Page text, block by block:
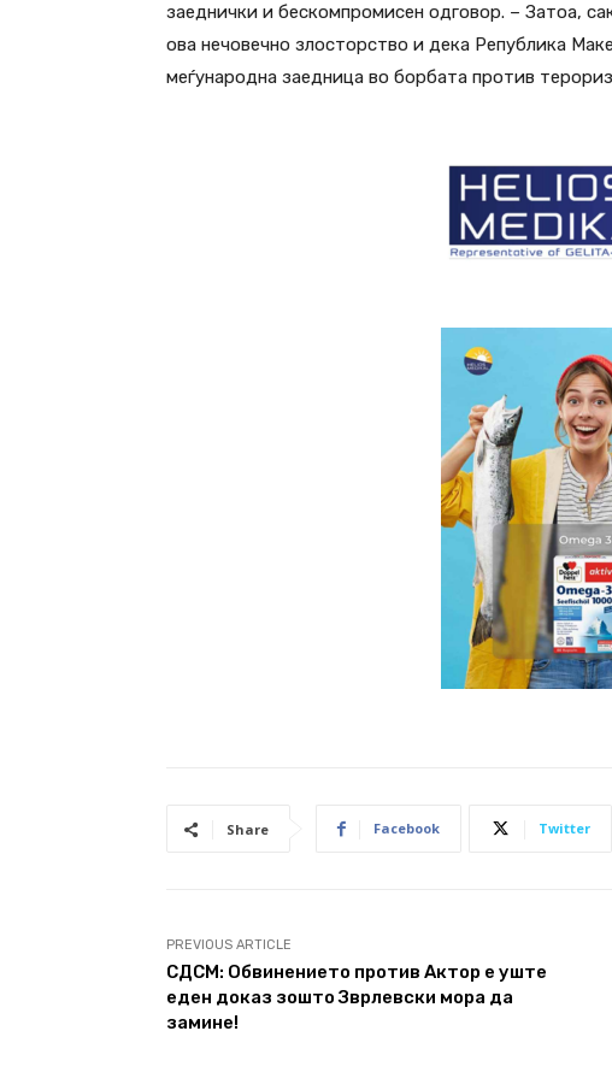
заеднички и бескомпромисен одговор. – Затоа,
ова нечовечно злосторство и дека Република
меѓународна заедница во борбата против
Share Facebook Twitter
PREVIOUS ARTICLE
СДСМ: Обвинението против Актор е уште
еден доказ зошто Зврлевски мора да
замине!